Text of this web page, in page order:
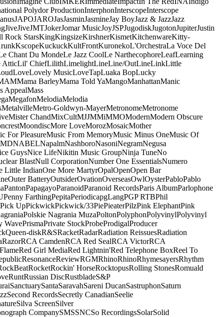
Polydor ProductionInterphonInterscopeInterscope
JAPOJAROJasJasminJasmineJay BoyJazz & JazzJazz
JiveJiveJMTJokerJomar MusicJoyJSPJugodiskJugotonJupiterJustin
Rock StarsKingKingsizeKirshnerKismetKitchenwareKitty-
KscopeKuckuckKultFrontKuronekoL'OrchestraLa Voce Del
Chant Du MondeLe Jazz CoolLe NarthecophoreLeafLearning
AtticLil' ChiefLilithLimelightLineLine/OutLineLinkLittle
LoveLovely MusicLoveTapLuaka BopLucky
Mama BarleyMama Told YaMangoManhattanManic
AppealMass
MegafonMelodiaMelodia
MetalvilleMetro-Goldwyn-MayerMetronomeMetronome
Mister ChandMixCultMJJMMiMMOModernModern Obscure
MoondiscMore LoveMorozMosaicMother
For PleasureMusic From MemoryMusic Minus OneMusic Of
NABELNapalmNashboroNasoniNegramNegusa
GuysNice LifeNikitin Music GroupNinja TuneNo
BlastNull CorporationNumber One EssentialsNumero
Little IndianOne More MartyrOpalOpenOpen Bar
Outer BatteryOutsiderOvationOverseasOwlOysterPabloPablo
PantonPapagayoParanoidParanoid RecordsParis AlbumParlophone
Penny FarthingPepitaPeriodicapgLangPGP RTBPhil
Pick UpPickwickPickwick/33PiePieaterPilzPink ElephantPink
Polskie Nagrania MuzaPoltonPolyphonPolyvinylPolyvinyl
WavePrismaPrivate StockProbeProdigalProducer
Queen-diskR&SRacketRadarRadiation ReissuesRadiation
RazorRCA CamdenRCA Red SealRCA VictorRCA
Red Girl MediaRed Lightnin'Red Telephone BoxReel To
ResonanceReviewRGMRhinoRhinoRhymesayersRhythm
RocketRockin' HorseRocktopusRolling StonesRomuald
RuntRussian DiscRustbladeS&P
SanctuarySantaSaravahSareni DucanSastruphonSaturn
Second RecordsSecretly CanadianSeelie
Silva ScreenSilver
CompanySMSSNCSo RecordingsSolarSolid